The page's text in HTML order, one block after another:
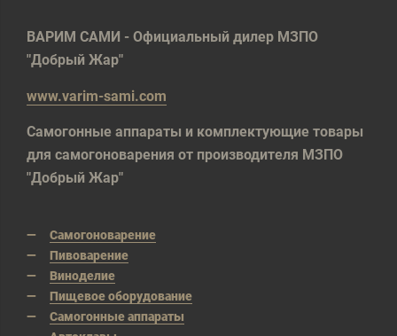
ВАРИМ САМИ - Официальный дилер МЗПО
"Добрый Жар"
www.varim-sami.com
Самогонные аппараты и комплектующие товары
для самогоноварения от производителя МЗПО
"Добрый Жар"
Самогоноварение
Пивоварение
Виноделие
Пищевое оборудование
Самогонные аппараты